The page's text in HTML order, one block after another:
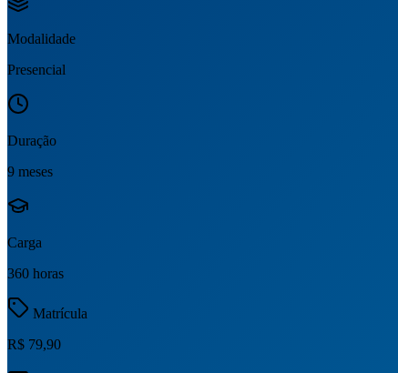
Modalidade
Presencial
Duração
9 meses
Carga
360 horas
Matrícula
R$ 79,90